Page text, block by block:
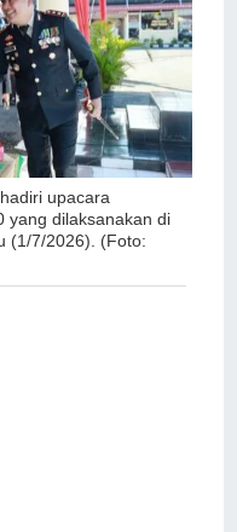
upacara
yang dilaksanakan di
(1/7/2026). (Foto: